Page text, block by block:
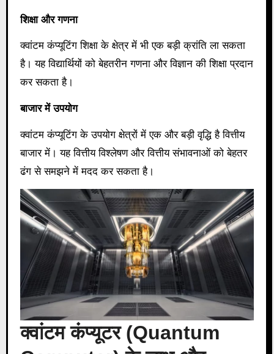
शिक्षा और गणना
क्वांटम कंप्यूटिंग शिक्षा के क्षेत्र में भी एक बड़ी क्रांति ला सकता
है। यह विद्यार्थियों को बेहतरीन गणना और विज्ञान की शिक्षा प्रदान
कर सकता है।
बाजार में उपयोग
क्वांटम कंप्यूटिंग के उपयोग क्षेत्रों में एक और बड़ी वृद्धि है वित्तीय
बाजार में। यह वित्तीय विश्लेषण और वित्तीय संभावनाओं को बेहतर
ढंग से समझने में मदद कर सकता है।
क्वांटम कंप्यूटर (Quantum